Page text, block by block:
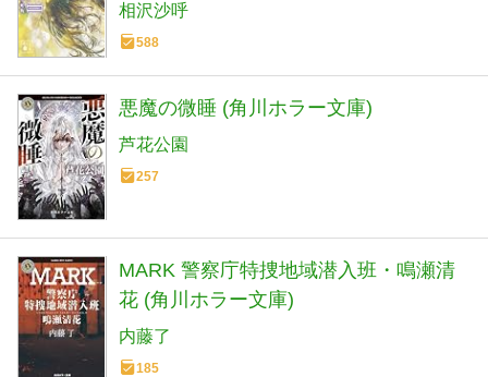
相沢沙呼
588
悪魔の微睡 (角川ホラー文庫)
芦花公園
257
MARK 警察庁特捜地域潜入班・鳴瀬清
花 (角川ホラー文庫)
内藤了
185